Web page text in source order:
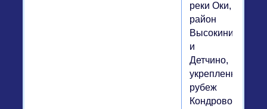
реки Оки,
район
Высокиничи
и
Детчино,
укрепленный
рубеж
Кондрово